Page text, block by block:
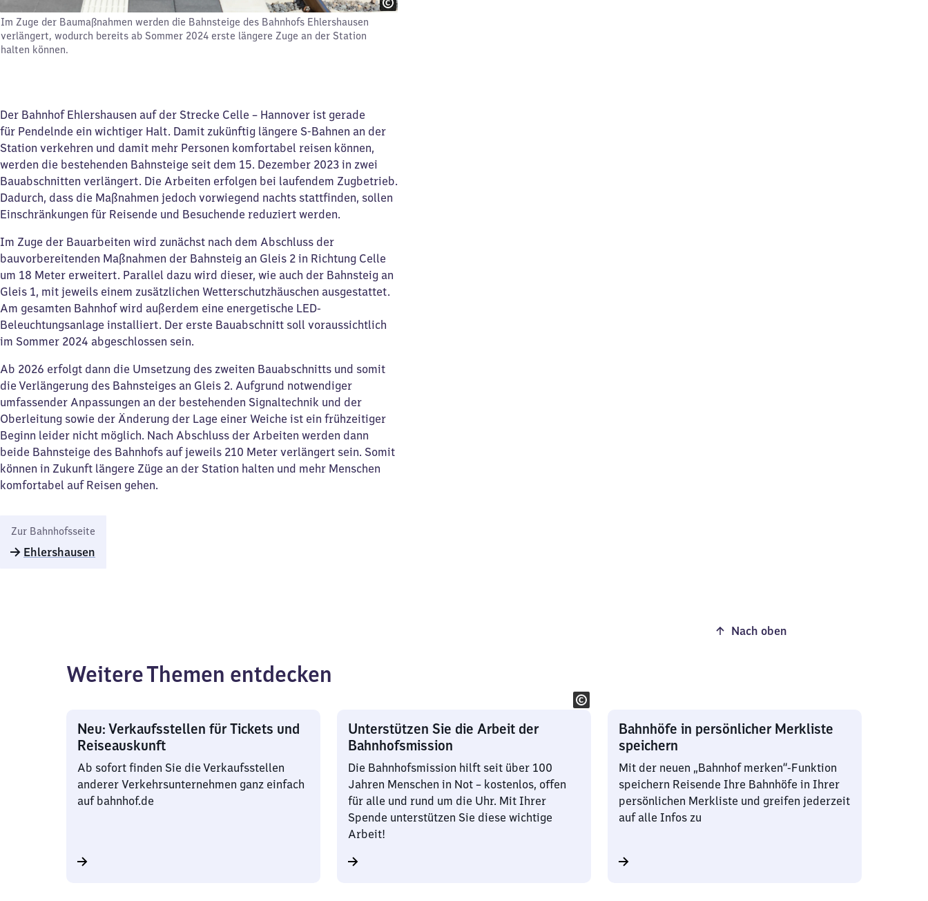
Im Zuge der Baumaßnahmen werden die Bahnsteige des Bahnhofs Ehlershausen
verlängert, wodurch bereits ab Sommer 2024 erste längere Zuge an der Station
halten können.
Der Bahnhof Ehlershausen auf der Strecke Celle – Hannover ist gerade
für Pendelnde ein wichtiger Halt. Damit zukünftig längere S-Bahnen an der
Station verkehren und damit mehr Personen komfortabel reisen können,
werden die bestehenden Bahnsteige seit dem 15. Dezember 2023 in zwei
Bauabschnitten verlängert. Die Arbeiten erfolgen bei laufendem Zugbetrieb.
Dadurch, dass die Maßnahmen jedoch vorwiegend nachts stattfinden, sollen
Einschränkungen für Reisende und Besuchende reduziert werden.
Im Zuge der Bauarbeiten wird zunächst nach dem Abschluss der
bauvorbereitenden Maßnahmen der Bahnsteig an Gleis 2 in Richtung Celle
um 18 Meter erweitert. Parallel dazu wird dieser, wie auch der Bahnsteig an
Gleis 1, mit jeweils einem zusätzlichen Wetterschutzhäuschen ausgestattet.
Am gesamten Bahnhof wird außerdem eine energetische LED-
Beleuchtungsanlage installiert. Der erste Bauabschnitt soll voraussichtlich
im Sommer 2024 abgeschlossen sein.
Ab 2026 erfolgt dann die Umsetzung des zweiten Bauabschnitts und somit
die Verlängerung des Bahnsteiges an Gleis 2. Aufgrund notwendiger
umfassender Anpassungen an der bestehenden Signaltechnik und der
Oberleitung sowie der Änderung der Lage einer Weiche ist ein frühzeitiger
Beginn leider nicht möglich. Nach Abschluss der Arbeiten werden dann
beide Bahnsteige des Bahnhofs auf jeweils 210 Meter verlängert sein. Somit
können in Zukunft längere Züge an der Station halten und mehr Menschen
komfortabel auf Reisen gehen.
Zur Bahnhofsseite
Ehlershausen
Nach oben
Weitere Themen entdecken
Neu: Verkaufsstellen für Tickets und
Reiseauskunft
Ab sofort finden Sie die Verkaufsstellen
anderer Verkehrsunternehmen ganz einfach
auf bahnhof.de
Unterstützen Sie die Arbeit der
Bahnhofsmission
Die Bahnhofsmission hilft seit über 100
Jahren Menschen in Not – kostenlos, offen
für alle und rund um die Uhr. Mit Ihrer
Spende unterstützen Sie diese wichtige
Arbeit!
Bahnhöfe in persönlicher Merkliste
speichern
Mit der neuen „Bahnhof merken“-Funktion
speichern Reisende Ihre Bahnhöfe in Ihrer
persönlichen Merkliste und greifen jederzeit
auf alle Infos zu